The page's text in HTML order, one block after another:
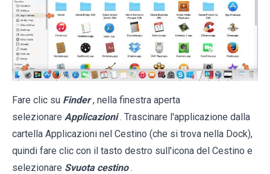
Fare clic su Finder , nella finestra aperta
selezionare Applicazioni . Trascinare l'applicazione dalla
cartella Applicazioni nel Cestino (che si trova nella Dock),
quindi fare clic con il tasto destro sull'icona del Cestino e
selezionare Svuota cestino .